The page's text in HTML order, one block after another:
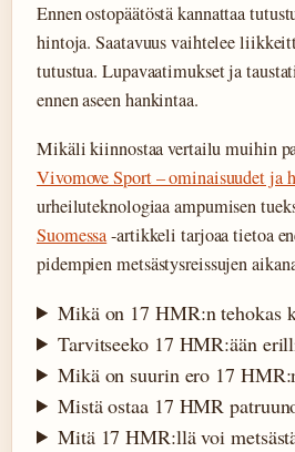
Ennen ostopäätöstä kannattaa
hintoja. Saatavuus vaihtelee
tutustua. Lupavaatimukset ja
ennen aseen hankintaa.
Mikäli kiinnostaa vertailu muihin
Vivomove Sport – ominaisuudet ja
urheiluteknologiaa ampumisen
Suomessa-artikkeli tarjoaa tietoa
pidempien metsästysreissujen
Mikä on 17 HMR:n tehokas
Tarvitseeko 17 HMR:ään
Mikä on suurin ero 17
Mistä ostaa 17 HMR
Mitä 17 HMR:llä voi